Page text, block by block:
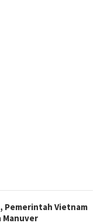
Pemerintah Vietnam
Manuver